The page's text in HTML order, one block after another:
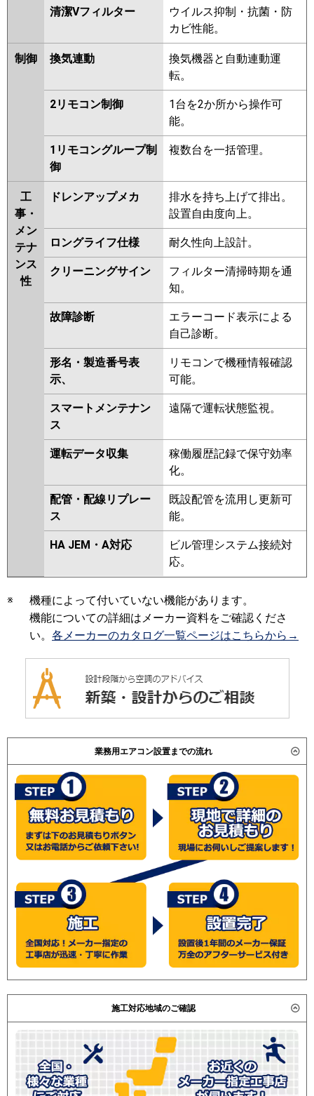
RPC-GP160RSHP8 RPC-
GP160RHNP2 RPC-GP160RSHP7
GP160RHNP1 RPCK-
GP160RSHP5
RPCK-GP160RSHP4 RPC-
GP160RSHP5
RPC-GP160RHNP RPCK-
GP160RSHP3 RPC-GP160RSHP4
AP160HNP6-kobe RPC-
AP160HNP11-kobe RPC-
AP160HNP11 RPCK-
GP160RSHP2 RPC-GP160RSHP3
三菱重工
FDEK1605HP5SA
FDEV1605HPA5SA
FDEK1605HP5S
FDEVP1605HPA5S
PA-P160T7KDNBX
P160T7HDNBX PA-P160T7KDNB
PA-P160T7KDB
PA-P160T7HDB PA-P160T7KD
PA-P160T7KDN PA-P160T7HD
PA-P160T6KDB PA-P160T6KDNB
PA-P160V6CDNB PA-P160T6CDB
PA-P160T6CDNB
P160V6HDNB PA-P160T6HDB
PA-P160T6HDNB
PA-P160T6KDA PA-P160T6KDN1
PA-P160V6HDN PA-P160T6HDA
PA-P160T6HDN1
清潔Vフィルター
ウイルス抑制・抗菌・防
カビ性能。
制御 換気連動
換気機器と自動連動運
転。
2リモコン制御
1台を2か所から操作可
能。
1リモコングループ制
御
複数台を一括管理。
工
事・
メン
テナ
ンス
性
ドレンアップメカ
排水を持ち上げて排出。
設置自由度向上。
ロングライフ仕様 耐久性向上設計。
クリーニングサイン
フィルター清掃時期を通
知。
故障診断
エラーコード表示による
自己診断。
形名・製造番号表
示、
リモコンで機種情報確認
可能。
スマートメンテナン
ス
遠隔で運転状態監視。
運転データ収集
稼働履歴記録で保守効率
化。
配管・配線リプレー
ス
既設配管を流用し更新可
能。
HA JEM・A対応
ビル管理システム接続対
応。
※
機種によって付いていない機能があります。
機能についての詳細はメーカー資料をご確認くださ
い。 各メーカーのカタログ一覧ページはこちらから→
業務用エアコン設置までの流れ
施工対応地域のご確認